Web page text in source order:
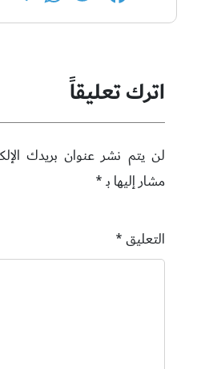
اترك تعليقاً
لن يتم نشر عنوان بريدك
مشار إليها بـ*
التعليق*